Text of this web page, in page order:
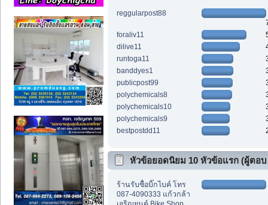
reggularpost88
foraliv11
dilive11
runtoga11
banddyes1
publicpost99
polychemicals8
polychemicals10
polychemicals9
bestpostdd11
หัวข้อยอดนิยม 10 หัวข้อแรก (ผู้ตอบ
สูงสุด)
ร้านรับซื้อบิ๊กไบค์ โทร
087-4090333 แก้วกล้า